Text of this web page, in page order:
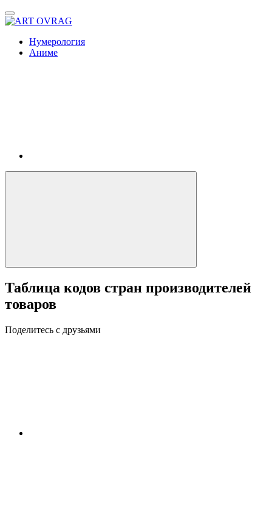
Нумерология
Аниме
Таблица кодов стран производителей
товаров
Поделитесь с друзьями